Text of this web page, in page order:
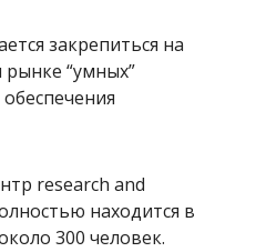
закрепиться на
“умных”
research and
находится в
300 человек.